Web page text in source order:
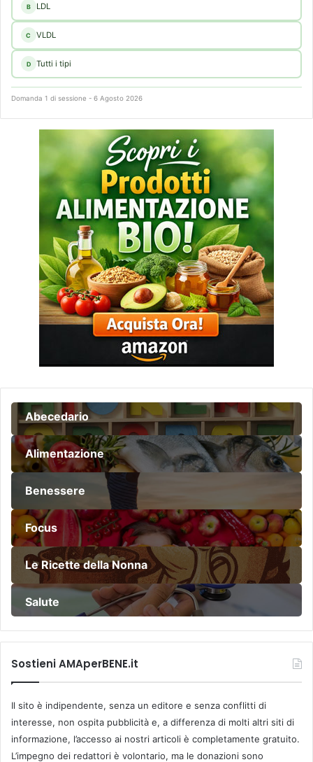
B LDL
C VLDL
D Tutti i tipi
Domanda 1 di sessione - 6 Agosto 2026
Abecedario
Alimentazione
Benessere
Focus
Le Ricette della Nonna
Salute
Sostieni AMAperBENE.it
Il sito è indipendente, senza un editore e senza conflitti di
interesse, non ospita pubblicità e, a differenza di molti altri siti di
informazione, l’accesso ai nostri articoli è completamente gratuito.
L’impegno dei redattori è volontario, ma le donazioni sono